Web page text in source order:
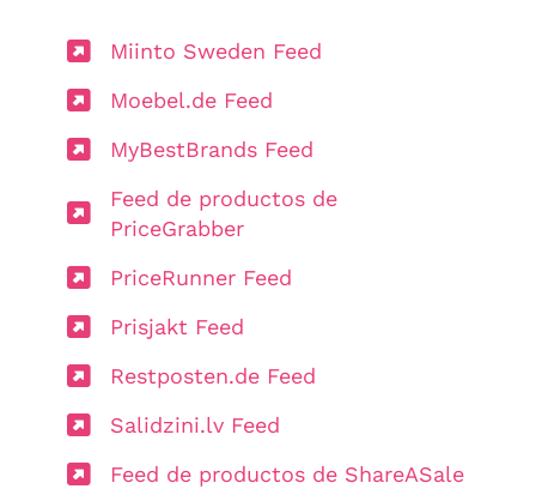
Miinto Sweden Feed
Moebel.de Feed
MyBestBrands Feed
Feed de productos de
PriceGrabber
PriceRunner Feed
Prisjakt Feed
Restposten.de Feed
Salidzini.lv Feed
Feed de productos de ShareASale